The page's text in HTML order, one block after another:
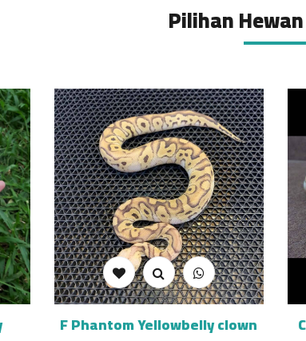
Pilihan
F Phantom Yellowbelly clown